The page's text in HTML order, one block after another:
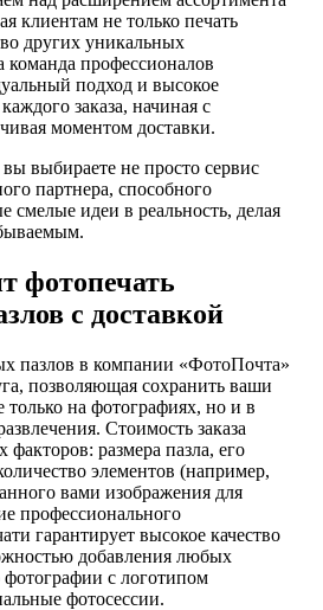
клиентам не только печать
других уникальных
профессионалов
подход и высокое
заказа, начиная с
моментом доставки.
выбираете не просто сервис
партнера, способного
смелые идеи в реальность, делая
фотопечать
с доставкой
пазлов в компании «ФотоПочта»
позволяющая сохранить ваши
на фотографиях, но и в
Стоимость заказа
факторов: размера пазла, его
элементов (например,
вами изображения для
профессионального
гарантирует высокое качество
добавления любых
фотографии с логотипом
фотосессии.